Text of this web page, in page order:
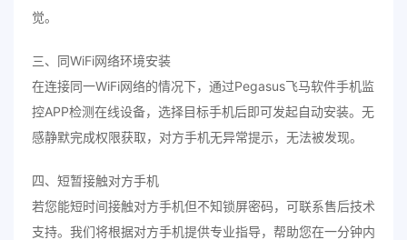
觉。
三、同WiFi网络环境安装
在连接同一WiFi网络的情况下，通过Pegasus飞马软件手机监
控APP检测在线设备，选择目标手机后即可发起自动安装。无
感静默完成权限获取，对方手机无异常提示，无法被发现。
四、短暂接触对方手机
若您能短时间接触对方手机但不知锁屏密码，可联系售后技术
支持。我们将根据对方手机提供专业指导，帮助您在一分钟内